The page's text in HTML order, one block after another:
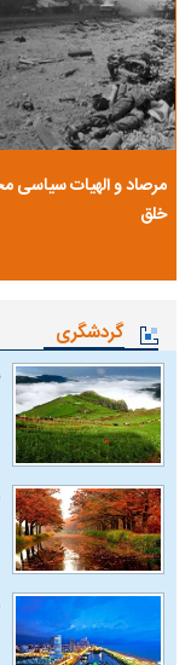
مرصاد و الهیات سیاسی
خلق
گردشگری